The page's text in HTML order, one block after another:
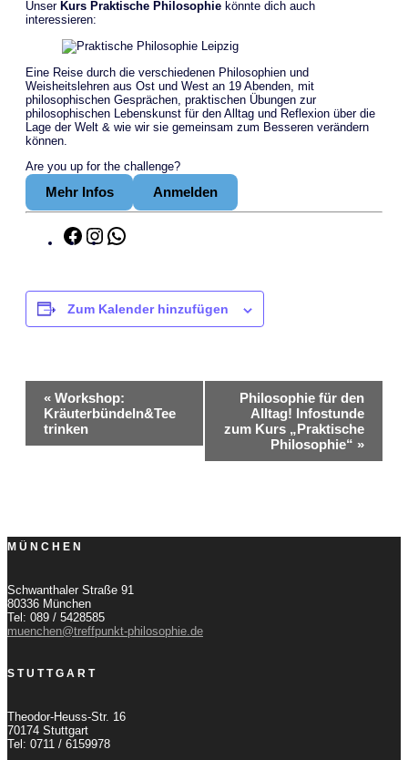
Unser Kurs Praktische Philosophie könnte dich auch
interessieren:
Eine Reise durch die verschiedenen Philosophien und
Weisheitslehren aus Ost und West an 19 Abenden, mit
philosophischen Gesprächen, praktischen Übungen zur
philosophischen Lebenskunst für den Alltag und Reflexion über die
Lage der Welt & wie wir sie gemeinsam zum Besseren verändern
können.
Are you up for the challenge?
Mehr Infos Anmelden
FacebookInstagram
Zum Kalender hinzufügen
Veranstaltung-
Navigation
« Workshop:
Kräuterbündeln&Tee
trinken
Philosophie für den
Alltag! Infostunde
zum Kurs „Praktische
Philosophie“ »
MÜNCHEN
Schwanthaler Straße 91
80336 München
Tel: 089 / 5428585
muenchen@treffpunkt-philosophie.de
STUTTGART
Theodor-Heuss-Str. 16
70174 Stuttgart
Tel: 0711 / 6159978